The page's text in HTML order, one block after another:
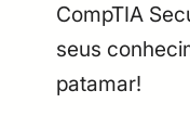
CompTIA
seus
patamar!